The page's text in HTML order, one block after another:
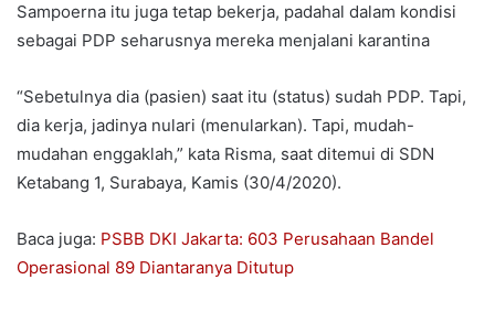
Sampoerna itu juga tetap bekerja, padahal dalam kondisi
sebagai PDP seharusnya mereka menjalani karantina
“Sebetulnya dia (pasien) saat itu (status) sudah PDP. Tapi,
dia kerja, jadinya nulari (menularkan). Tapi, mudah-
mudahan enggaklah,” kata Risma, saat ditemui di SDN
Ketabang 1, Surabaya, Kamis (30/4/2020).
Baca juga: PSBB DKI Jakarta: 603 Perusahaan Bandel
Operasional 89 Diantaranya Ditutup